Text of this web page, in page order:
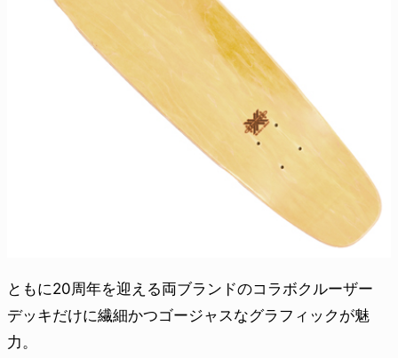
ともに20周年を迎える両ブランドのコラボクルーザー
デッキだけに繊細かつゴージャスなグラフィックが魅
力。